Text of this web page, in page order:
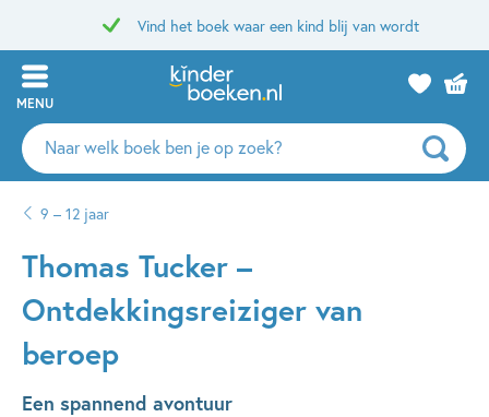
Vind het boek waar een kind blij van wordt
MENU
Zoeken
naar
auteurs
uitgevers
9 – 12 jaar
Thomas Tucker –
Ontdekkingsreiziger van
beroep
Een spannend avontuur